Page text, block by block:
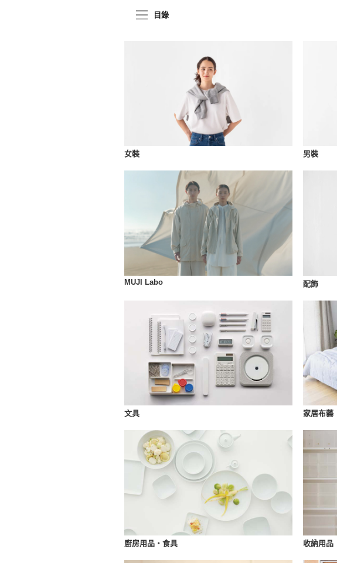
目錄
女裝 男裝
MUJI Labo 配飾
文具 家居布藝
廚房用品・食具 收納用品